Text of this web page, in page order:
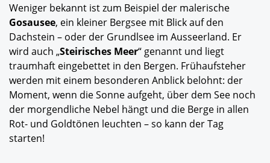
Weniger bekannt ist zum Beispiel der malerische
Gosausee, ein kleiner Bergsee mit Blick auf den
Dachstein – oder der Grundlsee im Ausseerland. Er
wird auch „Steirisches Meer“ genannt und liegt
traumhaft eingebettet in den Bergen. Frühaufsteher
werden mit einem besonderen Anblick belohnt: der
Moment, wenn die Sonne aufgeht, über dem See noch
der morgendliche Nebel hängt und die Berge in allen
Rot- und Goldtönen leuchten – so kann der Tag
starten!